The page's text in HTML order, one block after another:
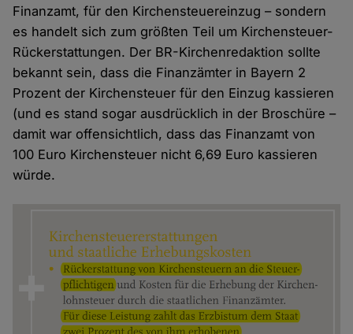
Finanzamt, für den Kirchensteuereinzug – sondern
es handelt sich zum größten Teil um Kirchensteuer-
Rückerstattungen. Der BR-Kirchenredaktion sollte
bekannt sein, dass die Finanzämter in Bayern 2
Prozent der Kirchensteuer für den Einzug kassieren
(und es stand sogar ausdrücklich in der Broschüre –
damit war offensichtlich, dass das Finanzamt von
100 Euro Kirchensteuer nicht 6,69 Euro kassieren
würde.